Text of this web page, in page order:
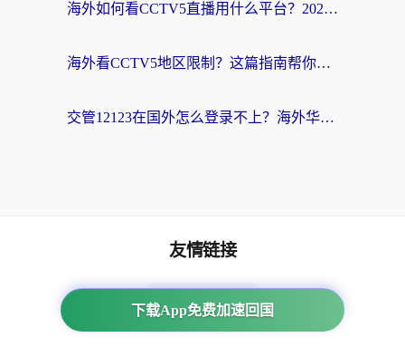
海外如何看CCTV5直播用什么平台？2026最新指南：看欧洲杯、中超、奥运不再卡
海外看CCTV5地区限制？这篇指南帮你流畅看欧洲杯、NBA还听中文解说
交管12123在国外怎么登录不上？海外华人必看的回国加速器选择指南
下载App免费加速回国
友情链接
海外回国加速器